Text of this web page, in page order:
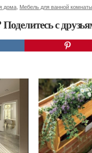
дома Мебель для ванной комнаты
с